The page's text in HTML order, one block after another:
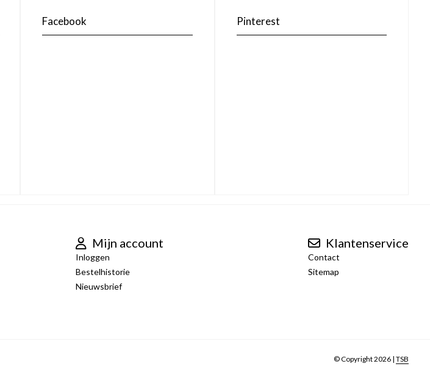
Facebook Pinterest
Mijn account
Inloggen
Bestelhistorie
Nieuwsbrief
Klantenservice
Contact
Sitemap
© Copyright 2026 | TSB